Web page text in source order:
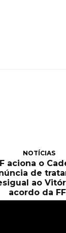
NOTÍCIAS
aciona o
de
ao
acordo da